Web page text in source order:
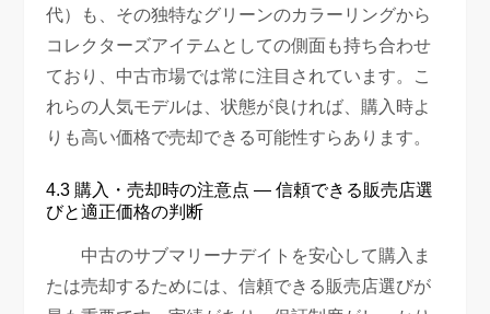
代）も、その独特なグリーンのカラーリングから
コレクターズアイテムとしての側面も持ち合わせ
ており、中古市場では常に注目されています。こ
れらの人気モデルは、状態が良ければ、購入時よ
りも高い価格で売却できる可能性すらあります。
4.3 購入・売却時の注意点 — 信頼できる販売店選
びと適正価格の判断
中古のサブマリーナデイトを安心して購入ま
たは売却するためには、信頼できる販売店選びが